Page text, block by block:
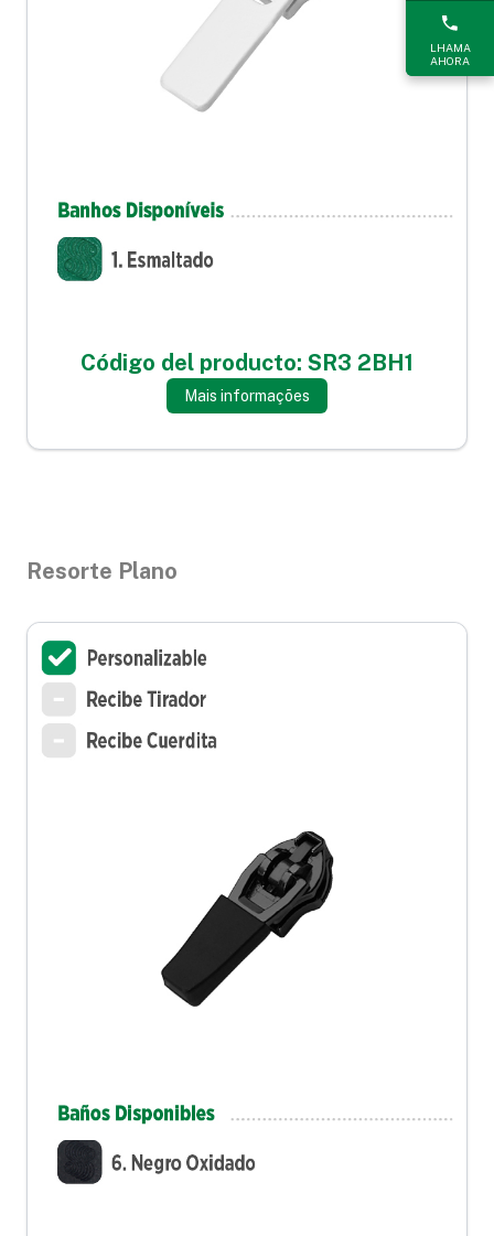
Código del producto: SR3 2BH1
Mais informações
Resorte Plano
LHAMA
AHORA